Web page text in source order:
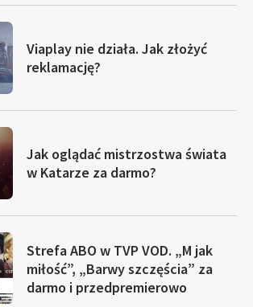
Viaplay nie działa. Jak złożyć
reklamację?
Jak oglądać mistrzostwa świata
w Katarze za darmo?
Strefa ABO w TVP VOD. „M jak
miłość”, „Barwy szczęścia” za
darmo i przedpremierowo